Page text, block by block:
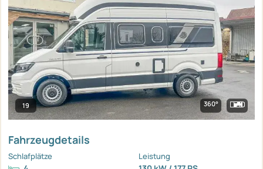
19 360°
Fahrzeugdetails
Schlafplätze Leistung